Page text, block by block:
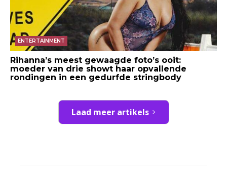
ENTERTAINMENT
Rihanna’s meest gewaagde foto’s ooit:
moeder van drie showt haar opvallende
rondingen in een gedurfde stringbody
Laad meer artikels